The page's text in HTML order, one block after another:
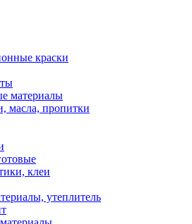
краски
материалы
масла, пропитки
клеи
утеплитель